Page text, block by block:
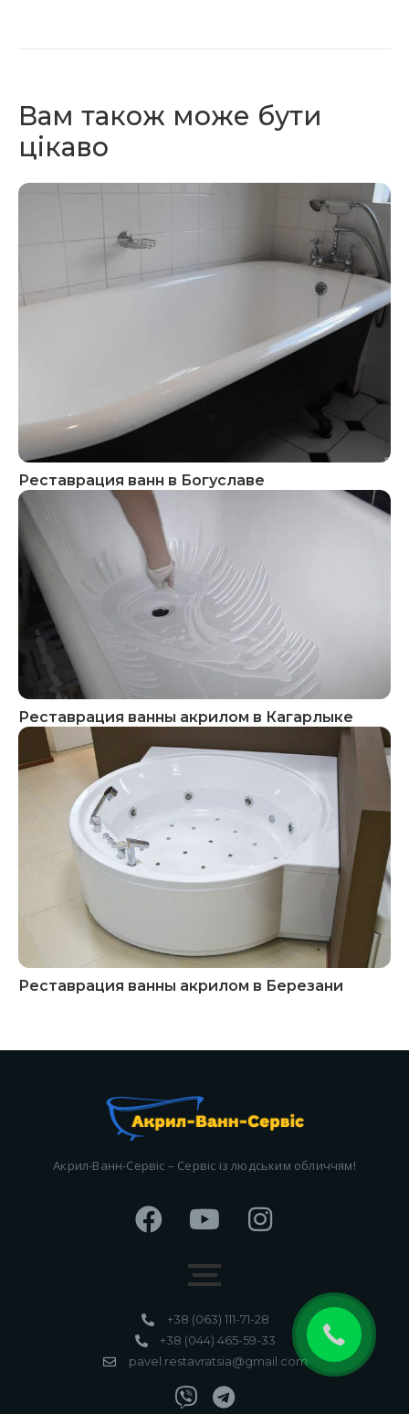
Вам також може бути
цікаво
Реставрация ванн в Богуславе
Реставрация ванны акрилом в Кагарлыке
Реставрация ванны акрилом в Березани
Акрил-Ванн-Сервіс – Сервіс із людським обличчям!
+38 (063) 111-71-28
+38 (044) 465-59-33
pavel.restavratsia@gmail.com